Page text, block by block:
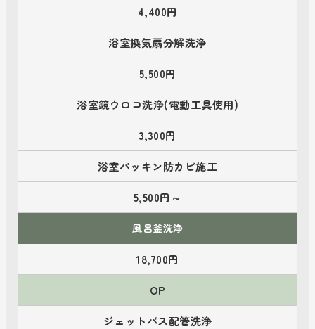
4,400円
浴室換気扇分解洗浄
5,500円
浴室鏡ウロコ洗浄(電動工具使用)
3,300円
浴室パッキン防カビ施工
5,500円～
風呂釜洗浄
18,700円
OP
ジェットバス配管洗浄